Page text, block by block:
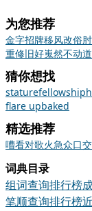
为您推荐
金字招牌移风改俗
重修旧好嵬然不动
猜你想找
staturefellowship
flare upbaked
精选推荐
嘈看对歌火急众口
词典目录
组词查询排行榜
笔顺查询排行榜